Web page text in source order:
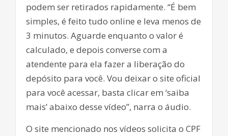
podem ser retirados rapidamente. “É bem
simples, é feito tudo online e leva menos de
3 minutos. Aguarde enquanto o valor é
calculado, e depois converse com a
atendente para ela fazer a liberação do
depósito para você. Vou deixar o site oficial
para você acessar, basta clicar em ‘saiba
mais’ abaixo desse vídeo”, narra o áudio.
O site mencionado nos vídeos solicita o CPF